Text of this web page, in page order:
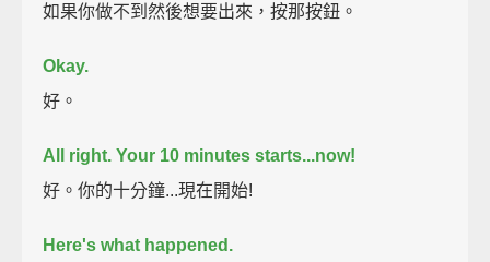
如果你做不到然後想要出來，按那按鈕。
Okay.
好。
All right. Your 10 minutes starts...now!
好。你的十分鐘...現在開始!
Here's what happened.